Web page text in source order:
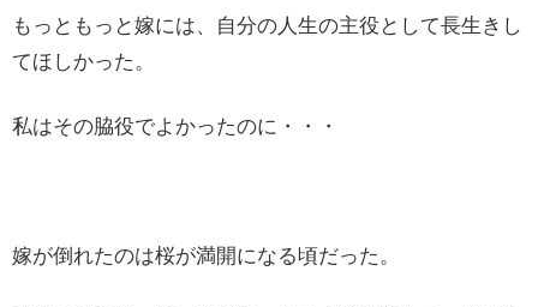
もっともっと嫁には、自分の人生の主役として長生きし
てほしかった。
私はその脇役でよかったのに・・・
嫁が倒れたのは桜が満開になる頃だった。